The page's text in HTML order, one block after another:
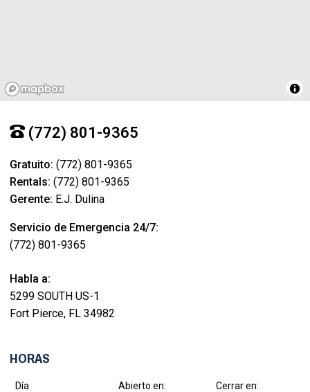
(772) 801-9365
Gratuito: (772) 801-9365
Rentals: (772) 801-9365
Gerente: E.J. Dulina
Servicio de Emergencia 24/7:
(772) 801-9365
Habla a:
5299 SOUTH US-1
Fort Pierce, FL 34982
HORAS
Día Abierto en: Cerrar en: